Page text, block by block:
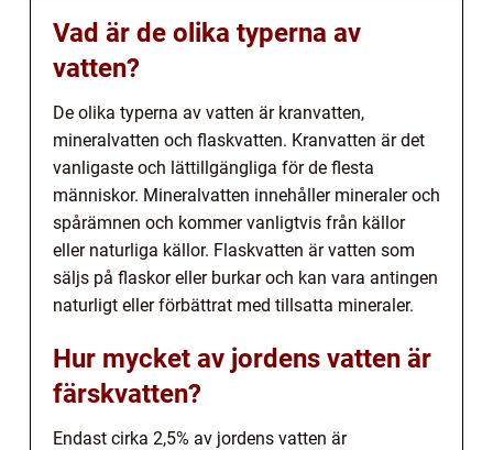
Vad är de olika typerna av
vatten?
De olika typerna av vatten är kranvatten,
mineralvatten och flaskvatten. Kranvatten är det
vanligaste och lättillgängliga för de flesta
människor. Mineralvatten innehåller mineraler och
spårämnen och kommer vanligtvis från källor
eller naturliga källor. Flaskvatten är vatten som
säljs på flaskor eller burkar och kan vara antingen
naturligt eller förbättrat med tillsatta mineraler.
Hur mycket av jordens vatten är
färskvatten?
Endast cirka 2,5% av jordens vatten är